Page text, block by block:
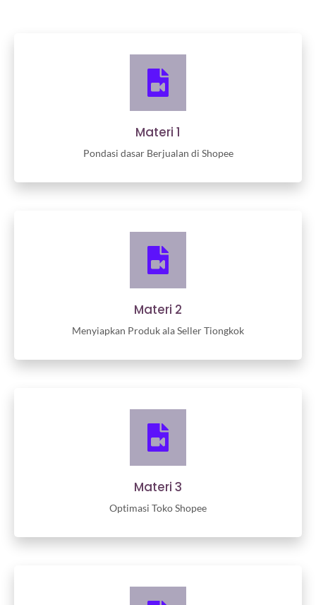
Materi 1
Pondasi dasar Berjualan di Shopee
Materi 2
Menyiapkan Produk ala Seller Tiongkok
Materi 3
Optimasi Toko Shopee